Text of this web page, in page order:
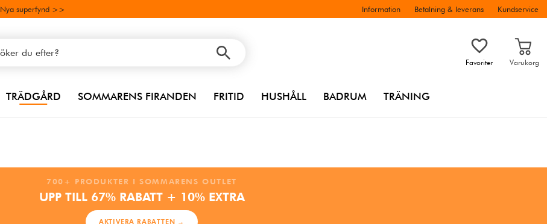
Nya superfynd >> Information Betalning & leverans Kundservice
Favoriter Varukorg
TRÄDGÅRD SOMMARENS FIRANDEN FRITID HUSHÅLL BADRUM TRÄNING
700+ PRODUKTER I SOMMARENS OUTLET
UPP TILL 67% RABATT + 10% EXTRA
AKTIVERA RABATTEN →